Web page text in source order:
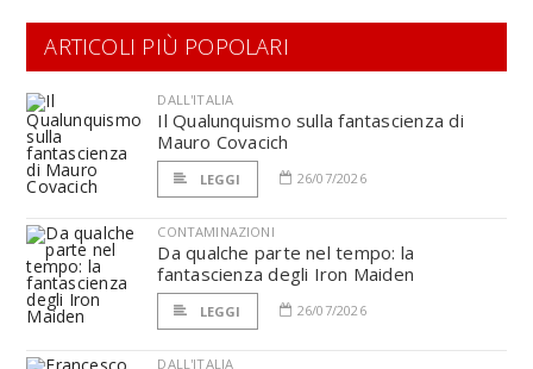
ARTICOLI PIÙ POPOLARI
DALL'ITALIA
Il Qualunquismo sulla fantascienza di
Mauro Covacich
LEGGI 26/07/2026
CONTAMINAZIONI
Da qualche parte nel tempo: la
fantascienza degli Iron Maiden
LEGGI 26/07/2026
DALL'ITALIA